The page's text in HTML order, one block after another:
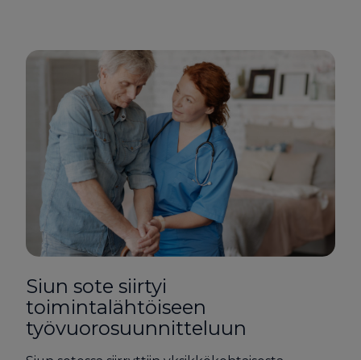
Siun sote siirtyi
toimintalähtöiseen
työvuorosuunnitteluun